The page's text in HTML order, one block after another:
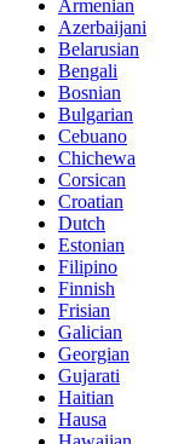
Armenian
Azerbaijani
Belarusian
Bengali
Bosnian
Bulgarian
Cebuano
Chichewa
Corsican
Croatian
Dutch
Estonian
Filipino
Finnish
Frisian
Galician
Georgian
Gujarati
Haitian
Hausa